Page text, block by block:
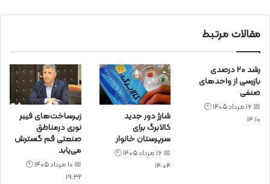
د
مقالات مرتبط
رشد ۲۰ درصدی
بازرسی‌ از واحد‌های
صنفی
📅 16 مرداد 1405 🕙
14:10
شارژ دور جدید
کالابرگ برای
سرپرستان خانوار
📅 16 مرداد 1405 🕙
14:04
زیرساخت‌های فیبر
نوری درمناطق
صنعتی قم گسترش
می‌یابد
📅 10 مرداد 1405 🕙
19:32